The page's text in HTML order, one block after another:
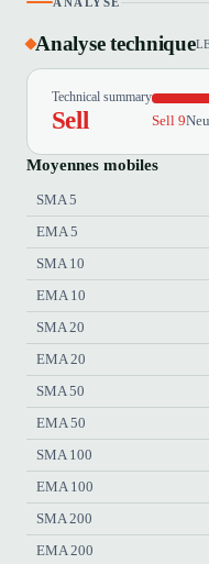
Analyse technique
Technical summary
Sell Sell 9
Moyennes mobiles
SMA 5
EMA 5
SMA 10
EMA 10
SMA 20
EMA 20
SMA 50
EMA 50
SMA 100
EMA 100
SMA 200
EMA 200